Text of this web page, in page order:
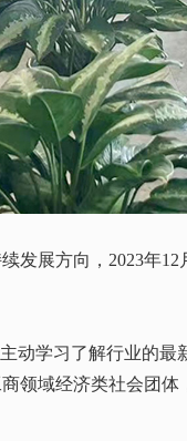
发展方向，2023年12
动学习了解行业的
领域经济类社会团